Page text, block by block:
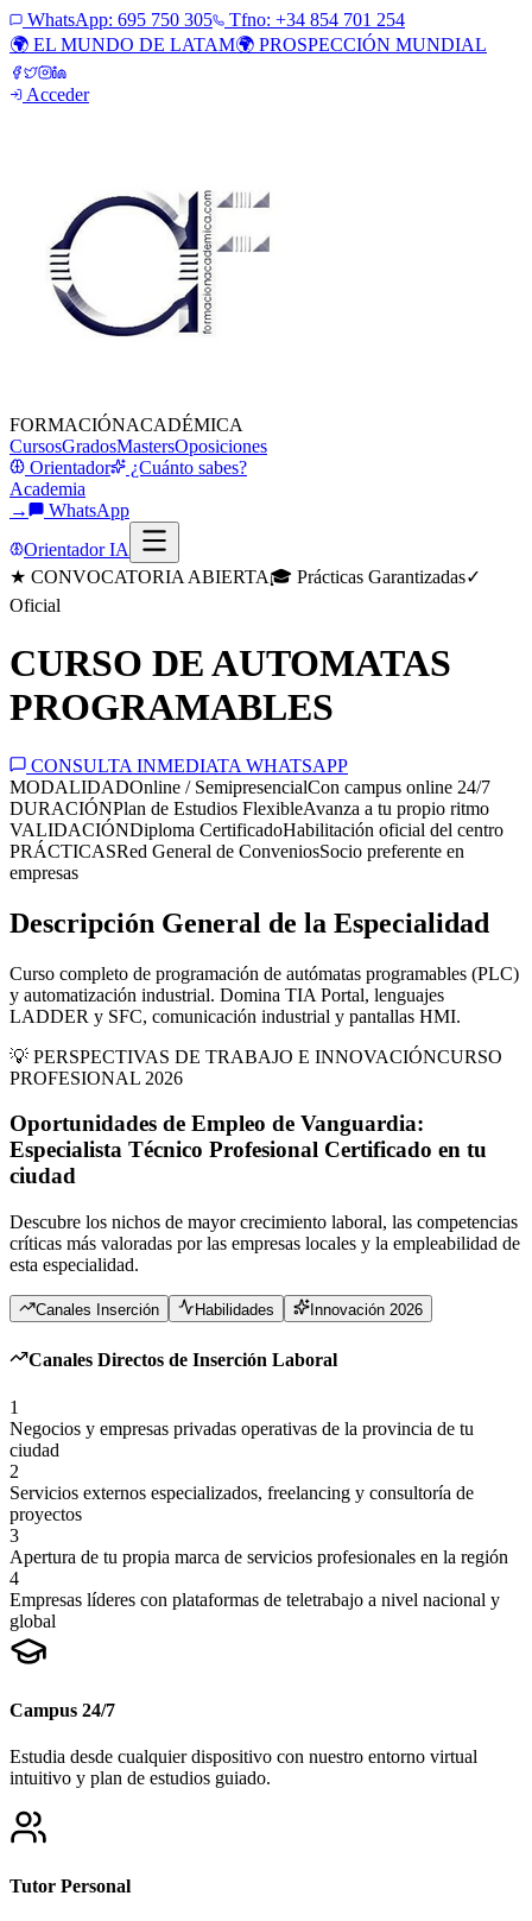
WhatsApp: 695 750 305
Tfno: +34 854 701 254
🌍 EL MUNDO DE LATAM🌍 PROSPECCIÓN MUNDIAL
Acceder
FORMACIÓNACADÉMICA
CursosGradosMastersOposiciones
Orientador
¿Cuánto sabes?
Academia
→
WhatsApp
Orientador IA
★ CONVOCATORIA ABIERTA🎓 Prácticas Garantizadas✓
Oficial
CURSO DE AUTOMATAS
PROGRAMABLES
CONSULTA INMEDIATA WHATSAPP
MODALIDADOnline / SemipresencialCon campus online 24/7
DURACIÓNPlan de Estudios FlexibleAvanza a tu propio ritmo
VALIDACIÓNDiploma CertificadoHabilitación oficial del centro
PRÁCTICASRed General de ConveniosSocio preferente en
empresas
Descripción General de la Especialidad
Curso completo de programación de autómatas programables (PLC)
y automatización industrial. Domina TIA Portal, lenguajes
LADDER y SFC, comunicación industrial y pantallas HMI.
💡 PERSPECTIVAS DE TRABAJO E INNOVACIÓNCURSO
PROFESIONAL 2026
Oportunidades de Empleo de Vanguardia:
Especialista Técnico Profesional Certificado en tu
ciudad
Descubre los nichos de mayor crecimiento laboral, las competencias
críticas más valoradas por las empresas locales y la empleabilidad de
esta especialidad.
Canales Inserción Habilidades Innovación 2026
Canales Directos de Inserción Laboral
1
Negocios y empresas privadas operativas de la provincia de tu
ciudad
2
Servicios externos especializados, freelancing y consultoría de
proyectos
3
Apertura de tu propia marca de servicios profesionales en la región
4
Empresas líderes con plataformas de teletrabajo a nivel nacional y
global
Campus 24/7
Estudia desde cualquier dispositivo con nuestro entorno virtual
intuitivo y plan de estudios guiado.
Tutor Personal